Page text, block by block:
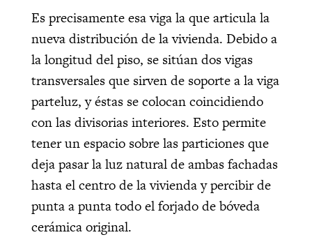
Es precisamente esa viga la que articula la
nueva distribución de la vivienda. Debido a
la longitud del piso, se sitúan dos vigas
transversales que sirven de soporte a la viga
parteluz, y éstas se colocan coincidiendo
con las divisorias interiores. Esto permite
tener un espacio sobre las particiones que
deja pasar la luz natural de ambas fachadas
hasta el centro de la vivienda y percibir de
punta a punta todo el forjado de bóveda
cerámica original.